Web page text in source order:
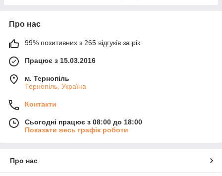
Про нас
99% позитивних з 265 відгуків за рік
Працює з 15.03.2016
м. Тернопіль
Тернопіль, Україна
Контакти
Сьогодні працює з 08:00 до 18:00
Показати весь графік роботи
Про нас